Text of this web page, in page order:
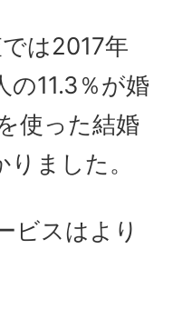
は2017年
11.3％が婚
使った結婚
ました。
ビスはより